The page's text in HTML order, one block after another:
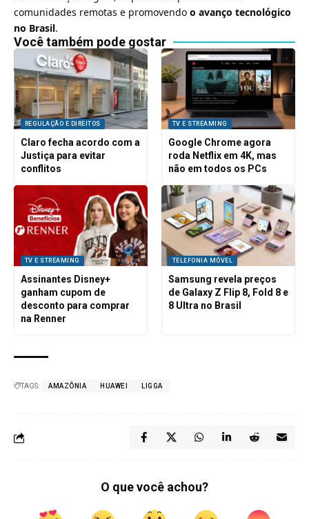
comunidades remotas e promovendo o avanço tecnológico
no Brasil.
Você também pode gostar
REGULAÇÃO E DIREITOS
Claro fecha acordo com a
Justiça para evitar
conflitos
TV E STREAMING
Google Chrome agora
roda Netflix em 4K, mas
não em todos os PCs
TV E STREAMING
Assinantes Disney+
ganham cupom de
desconto para comprar
na Renner
TELEFONIA MÓVEL
Samsung revela preços
de Galaxy Z Flip 8, Fold 8 e
8 Ultra no Brasil
TAGS: AMAZÔNIA HUAWEI LIGGA
O que você achou?